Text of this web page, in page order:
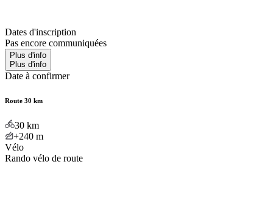
Dates d'inscription
Pas encore communiquées
Plus d'info
Plus d'info
Date à confirmer
Route 30 km
30 km
+240 m
Vélo
Rando vélo de route